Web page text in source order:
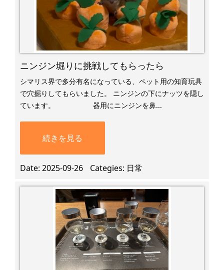
ニンジン堀りに挑戦してもらったら
シマリス界で多分有名になっている、ペット用の知育玩具
で穴掘りしてもらいました。 ニンジンの下にナッツを隠し
ています。 器用にニンジンを鼻...
続きを見る
Date 2025-09-26 Categies 日常